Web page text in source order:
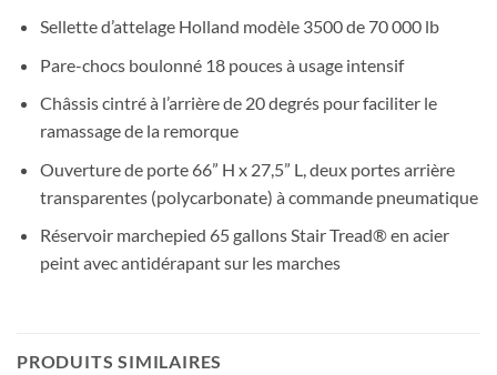
Sellette d’attelage Holland modèle 3500 de 70 000 lb
Pare-chocs boulonné 18 pouces à usage intensif
Châssis cintré à l’arrière de 20 degrés pour faciliter le
ramassage de la remorque
Ouverture de porte 66” H x 27,5” L, deux portes arrière
transparentes (polycarbonate) à commande pneumatique
Réservoir marchepied 65 gallons Stair Tread® en acier
peint avec antidérapant sur les marches
PRODUITS SIMILAIRES